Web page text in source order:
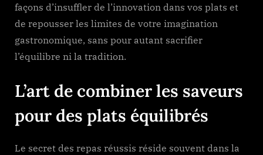
façons d’insuffler de l’innovation dans vos plats et
de repousser les limites de votre imagination
gastronomique, sans pour autant sacrifier
l’équilibre ni la tradition.
L’art de combiner les saveurs
pour des plats équilibrés
Le secret des repas réussis réside souvent dans la